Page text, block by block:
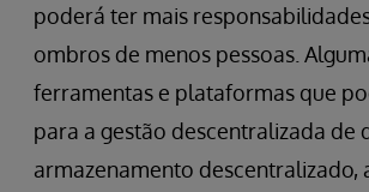
poderá ter mais
ombros de menos pessoas.
ferramentas e plataformas que
para a gestão descentralizada de
armazenamento descentralizado,